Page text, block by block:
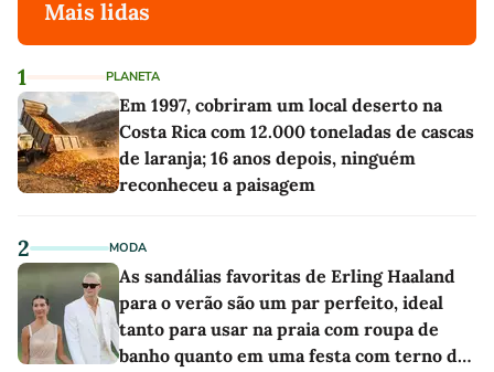
Mais lidas
1 PLANETA
Em 1997, cobriram um local deserto na
Costa Rica com 12.000 toneladas de cascas
de laranja; 16 anos depois, ninguém
reconheceu a paisagem
2 MODA
As sandálias favoritas de Erling Haaland
para o verão são um par perfeito, ideal
tanto para usar na praia com roupa de
banho quanto em uma festa com terno de